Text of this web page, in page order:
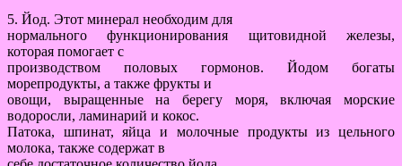
5. Йод. Этот минерал необходим для
нормального функционирования щитовидной железы,
которая помогает с
производством половых гормонов. Йодом богаты
морепродукты, а также фрукты и
овощи, выращенные на берегу моря, включая морские
водоросли, ламинарий и кокос.
Патока, шпинат, яйца и молочные продукты из цельного
молока, также содержат в